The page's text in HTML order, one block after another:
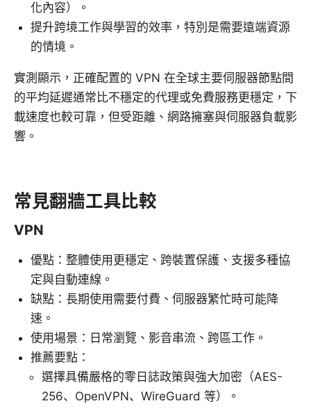
化內容）。
提升跨境工作與學習的效率，特別是需要遠端資源
的情境。
實測顯示，正確配置的 VPN 在全球主要伺服器節點間
的平均延遲通常比不穩定的代理或免費服務更穩定，下
載速度也較可靠，但受距離、網路擁塞與伺服器負載影
響。
常見翻牆工具比較
VPN
優點：整體使用更穩定、跨裝置保護、支援多種協
定與自動連線。
缺點：長期使用需要付費、伺服器繁忙時可能降
速。
使用場景：日常瀏覽、影音串流、跨區工作。
推薦要點：
選擇具備嚴格的零日誌政策與強大加密（AES-
256、OpenVPN、WireGuard 等）。